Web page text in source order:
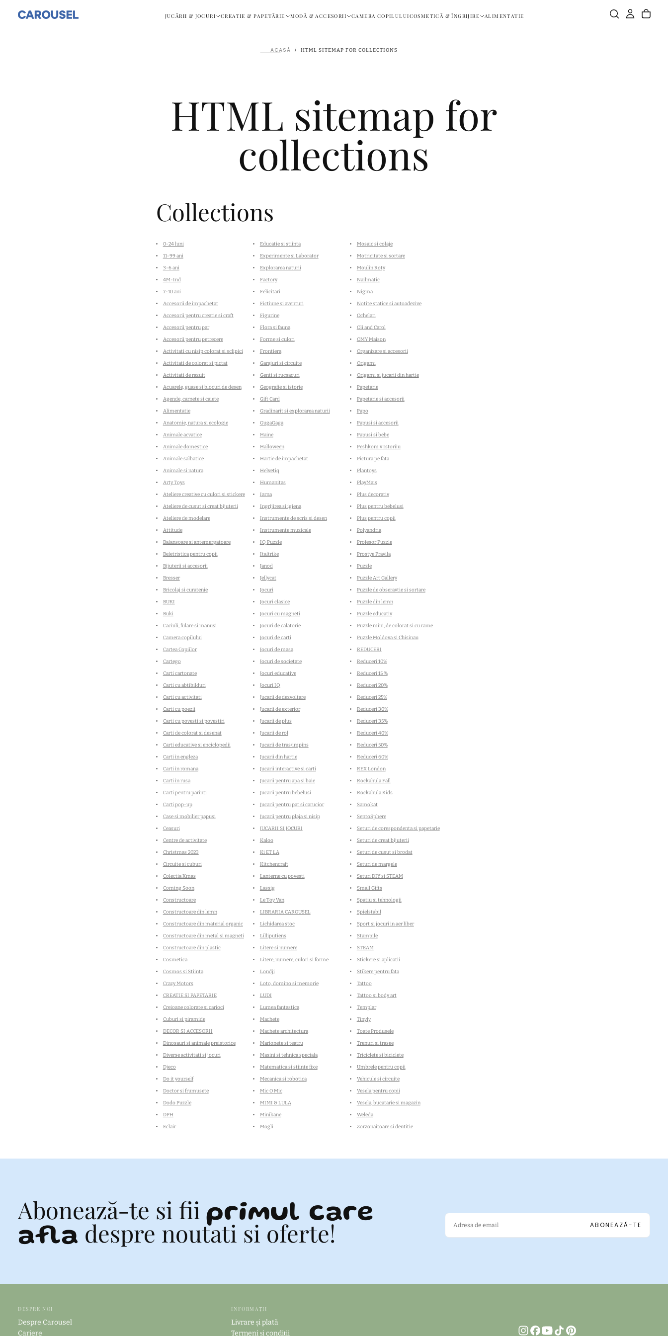
SARI
DIRECT JUCĂRII & JOCURI CREATIE & PAPETĂRIE MODĂ & ACCESORII CAMERA COPILULUICOSMETICĂ & ÎNGRIJIRE ALIMENTATIE
ACASĂ / HTML SITEMAP FOR COLLECTIONS
HTML sitemap for
collections
Collections
0-24 luni
11-99 ani
3-6 ani
4M-Ind
7-10 ani
Accesorii de impachetat
Accesorii pentru creatie si craft
Accesorii pentru par
Accesorii pentru petrecere
Activitati cu nisip colorat si sclipici
Activitati de colorat si pictat
Activitati de razuit
Acuarele, guase si blocuri de desen
Agende, carnete si caiete
Alimentatie
Anatomie, natura si ecologie
Animale acvatice
Animale domestice
Animale salbatice
Animale si natura
Arty Toys
Ateliere creative cu culori si stickere
Ateliere de cusut si creat bijuterii
Ateliere de modelare
Attitude
Balansoare si antemergatoare
Beletristica pentru copii
Bijuterii si accesorii
Bresser
Bricolaj si curatenie
BUKI
Buki
Caciuli, fulare si manusi
Camera copilului
Cartea Copiilor
Cartego
Carti cartonate
Carti cu abtibilduri
Carti cu activitati
Carti cu poezii
Carti cu povesti si povestiri
Carti de colorat si desenat
Carti educative si enciclopedii
Carti in engleza
Carti in romana
Carti in rusa
Carti pentru parinti
Carti pop-up
Case si mobilier papusi
Ceasuri
Centre de activitate
Christmas 2023
Circuite si cuburi
Colectia Xmas
Coming Soon
Constructoare
Constructoare din lemn
Constructoare din material organic
Constructoare din metal si magneti
Constructoare din plastic
Cosmetica
Cosmos si Stiinta
Crazy Motors
CREATIE SI PAPETARIE
Creioane colorate si carioci
Cuburi si piramide
DECOR SI ACCESORII
Dinosauri si animale preistorice
Diverse activitati si jocuri
Djeco
Do it yourself
Doctor si frumusete
Dodo Puzzle
DPH
Eclair
Educatie si stiinta
Experimente si Laborator
Explorarea naturii
Factory
Felicitari
Fictiune si aventuri
Figurine
Flora si fauna
Forme si culori
Frontiera
Garajuri si circuite
Genti si rucsacuri
Geografie si istorie
Gift Card
Gradinarit si explorarea naturii
GugaGaga
Haine
Halloween
Hartie de impachetat
Helvetiq
Humanitas
Iarna
Ingrijirea si igiena
Instrumente de scris si desen
Instrumente muzicale
IQ Puzzle
Italtrike
Janod
Jellycat
Jocuri
Jocuri clasice
Jocuri cu magneti
Jocuri de calatorie
Jocuri de carti
Jocuri de masa
Jocuri de societate
Jocuri educative
Jocuri IQ
Jucarii de dezvoltare
Jucarii de exterior
Jucarii de plus
Jucarii de rol
Jucarii de tras/impins
Jucarii din hartie
Jucarii interactive si carti
Jucarii pentru apa si baie
Jucarii pentru bebelusi
Jucarii pentru pat si carucior
Jucarii pentru plaja si nisip
JUCARII SI JOCURI
Kaloo
Ki ET LA
Kitchencraft
Lanterne cu povesti
Lassig
Le Toy Van
LIBRARIA CAROUSEL
Lichidarea stoc
Lilliputiens
Litere si numere
Litere, numere, culori si forme
Londji
Loto, domino si memorie
LUDI
Lumea fantastica
Machete
Machete architectura
Marionete si teatru
Masini si tehnica speciala
Matematica si stiinte fixe
Mecanica si robotica
Mic O Mic
MIMI & LULA
Minikane
Mogli
Mosaic si colaje
Motricitate si sortare
Moulin Roty
Nailmatic
Nigma
Notite statice si autoadezive
Ochelari
Oli and Carol
OMY Maison
Organizare si accesorii
Origami
Origami si jucarii din hartie
Papetarie
Papetarie si accesorii
Papo
Papusi si accesorii
Papusi si bebe
Peshkom v Istoriiu
Pictura pe fata
Plantoys
PlayMais
Plus decorativ
Plus pentru bebelusi
Plus pentru copii
Polyandria
Profesor Puzzle
Prostye Pravila
Puzzle
Puzzle Art Gallery
Puzzle de obseravtie si sortare
Puzzle din lemn
Puzzle educativ
Puzzle mini, de colorat si cu rame
Puzzle Moldova si Chisinau
REDUCERI
Reduceri 10%
Reduceri 15 %
Reduceri 20%
Reduceri 25%
Reduceri 30%
Reduceri 35%
Reduceri 40%
Reduceri 50%
Reduceri 60%
REX London
Rockahula Fall
Rockahula Kids
Samokat
SentoSphere
Seturi de corespondenta si papetarie
Seturi de creat bijuterii
Seturi de cusut si brodat
Seturi de margele
Seturi DIY si STEAM
Small Gifts
Spatiu si tehnologii
Spielstabil
Sport si jocuri in aer liber
Stampile
STEAM
Stickere si aplicatii
Stikere pentru fata
Tattoo
Tattoo si body art
Templar
Tinyly
Toate Produsele
Trenuri si trasee
Triciclete si biciclete
Umbrele pentru copii
Vehicule si circuite
Vesela pentru copii
Vesela, bucatarie si magazin
Weleda
Zorzonaitoare si dentitie
Abonează-te si fii primul care
afla despre noutati si oferte!
EMAIL
ABONEAZĂ-TE
DESPRE NOI
Despre Carousel
Cariere
INFORMAȚII
Livrare și plată
Termeni și condiții
Coșul rapid este gol